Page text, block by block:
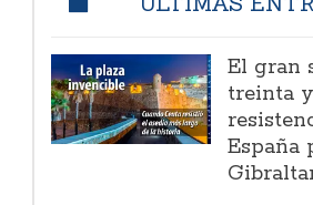
El gran
treinta
España